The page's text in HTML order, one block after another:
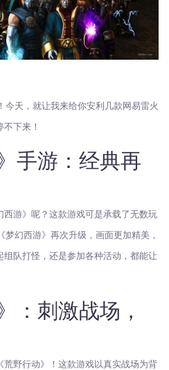
今天，就让我来给你安利几款网易雷火
下来！
手游：经典再
游》呢？这款游戏可是承载了无数玩
幻西游》再次升级，画面更加精美，
队打怪，还是参加各种活动，都能让
：刺激战场，
野行动》！这款游戏以真实战场为背